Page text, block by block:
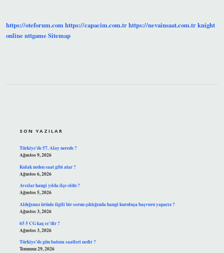
https://oteforum.comhttps://capacim.com.trhttps://nevainsaat.com.trknight
onlinenttgameSitemap
SON YAZILAR
Türkiye’de 57. Alay nerede ?
Ağustos 9, 2026
Kulak neden saat gibi atar ?
Ağustos 6, 2026
Avcılar hangi yılda ilçe oldu ?
Ağustos 5, 2026
Aldığımız ürünle ilgili bir sorun çıktığında hangi kuruluşa başvuru yaparız ?
Ağustos 3, 2026
65 5 CG kaç cc’dir ?
Ağustos 3, 2026
Türkiye’de gün batımı saatleri nedir ?
Temmuz 29, 2026